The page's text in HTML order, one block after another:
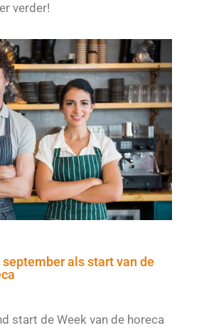
verder!
als start van de
start de Week van de horeca